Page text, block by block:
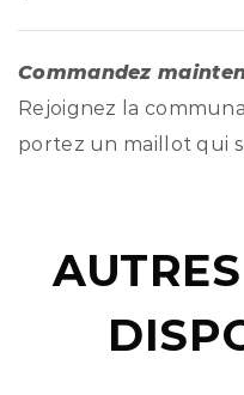
Commandez
Rejoignez la
portez un maillot qui